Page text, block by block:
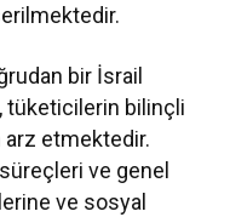
bir İsrail
tüketicilerin bilinçli
arz etmektedir.
ve genel
ve sosyal